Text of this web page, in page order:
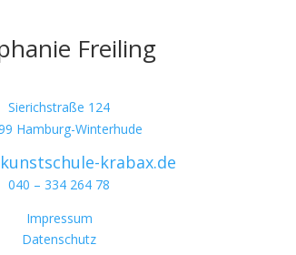
Freiling
Sierichstraße 124
Hamburg-Winterhude
krabax.de
040 – 334 264 78
Impressum
Datenschutz